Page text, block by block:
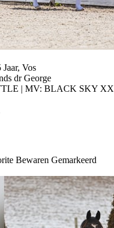
Vos
dr George
| MV: BLACK SKY XX
Bewaren Gemarkeerd